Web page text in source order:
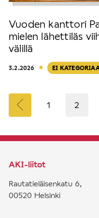
Vuoden kanttori
mielen lähettiläs
välillä
3.2.2026 · EI
A
r
i
k
e
l
1 2
AKI-liitot
Rautatieläisenkatu 6,
00520 Helsinki